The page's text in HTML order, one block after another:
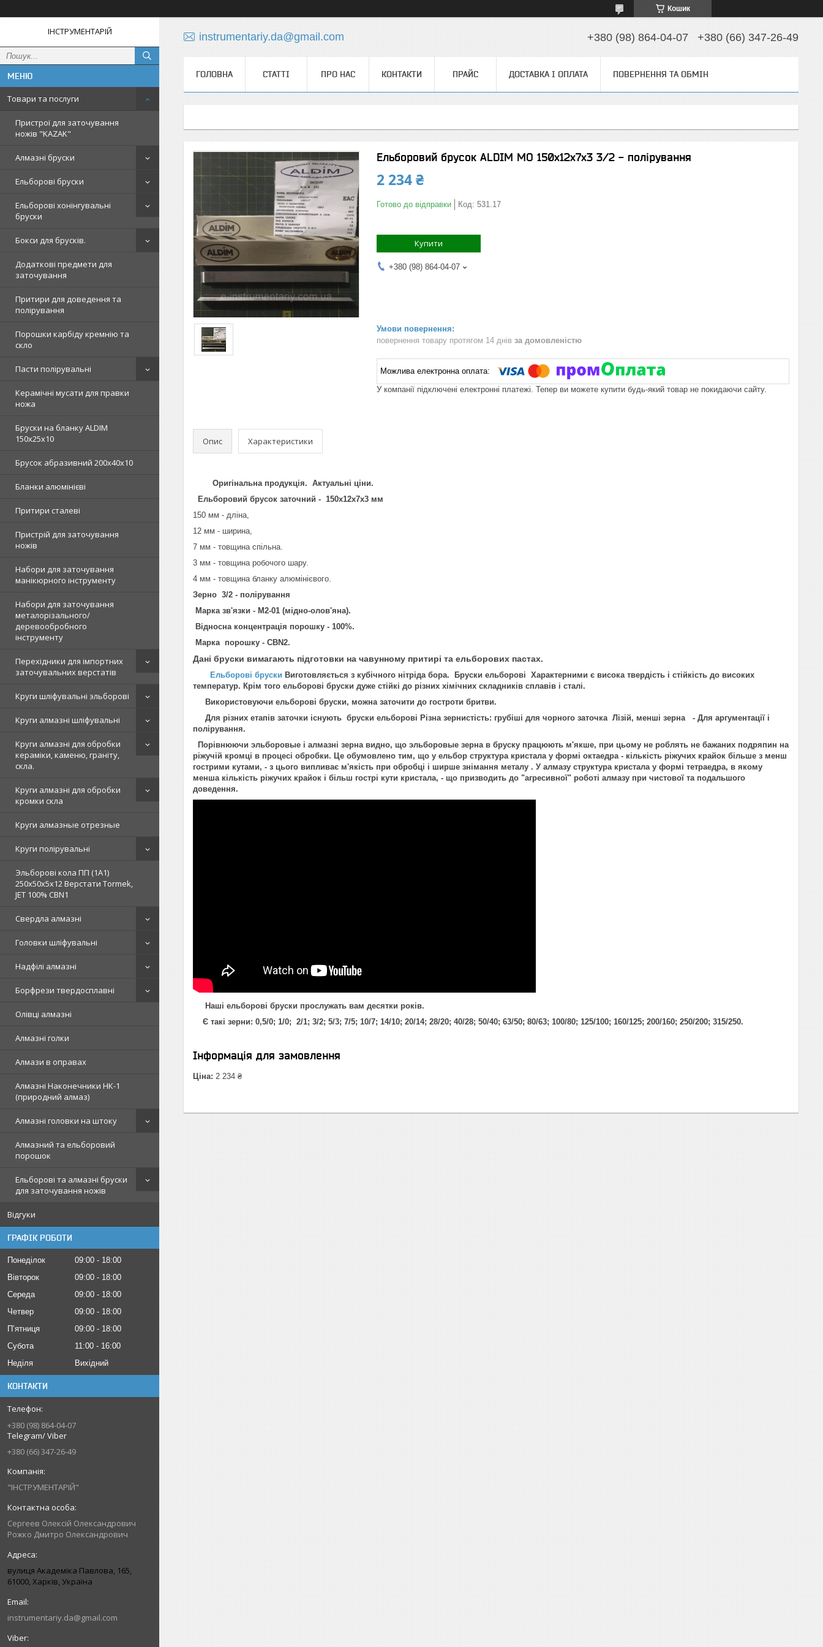
Кошик
ІНСТРУМЕНТАРІЙ
Товари та послуги
Пристрої для заточування
ножів "KAZAK"
Алмазні бруски
Ельборові бруски
Ельборові хонінгувальні
бруски
Бокси для брусків.
Додаткові предмети для
заточування
Притири для доведення та
полірування
Порошки карбіду кремнію та
скло
Пасти полірувальні
Керамічні мусати для правки
ножа
Бруски на бланку ALDIM
150х25х10
Брусок абразивний 200х40х10
Бланки алюмінієві
Притири сталеві
Пристрій для заточування
ножів
Набори для заточування
манікюрного інструменту
Набори для заточування
металорізального/
деревообробного
інструменту
Перехідники для імпортних
заточувальних верстатів
Круги шліфувальні эльборові
Круги алмазні шліфувальні
Круги алмазні для обробки
кераміки, каменю, граніту,
скла.
Круги алмазні для обробки
кромки скла
Круги алмазные отрезные
Круги полірувальні
Эльборові кола ПП (1А1)
250х50х5х12 Верстати Tormek,
JET 100% СВN1
Свердла алмазні
Головки шліфувальні
Надфілі алмазні
Борфрези твердосплавні
Олівці алмазні
Алмазні голки
Алмази в оправах
Алмазні Наконечники НК-1
(природний алмаз)
Алмазні головки на штоку
Алмазний та ельборовий
порошок
Ельборові та алмазні бруски
для заточування ножів
Відгуки
ГРАФІК РОБОТИ
Понеділок 09:00
18:00
Вівторок
09:00
18:00
Середа
09:00
18:00
Четвер
09:00
18:00
Пʼятниця
09:00
18:00
Субота
11:00
16:00
Неділя
Вихідний
КОНТАКТИ
+380 (98) 864-04-07
Telegram/ Viber
+380 (66) 347-26-49
"ІНСТРУМЕНТАРІЙ"
Сергеев Олексій Олександрович
Рожко Дмитро Олександрович
вулиця Академіка Павлова, 165,
61000, Харків, Україна
instrumentariy.da@gmail.com
instrumentariy.da@gmail.com +380 (98) 864-04-07 +380 (66) 347-26-49
ГОЛОВНА СТАТТІ ПРО НАС КОНТАКТИ ПРАЙС ДОСТАВКА І ОПЛАТА ПОВЕРНЕННЯ ТА ОБМІН
Ельборовий брусок ALDIM МО 150x12х7x3 3/2 - полірування
2 234 ₴
Готово до відправки Код: 531.17
Купити
+380 (98) 864-04-07
повернення товару протягом 14 днів за домовленістю
У компанії підключені електронні платежі. Тепер ви можете купити будь-який товар не покидаючи сайту.
Опис Характеристики
Оригінальна продукція. Актуальні ціни.
Ельборовий брусок заточний - 150х12х7х3 мм
150 мм - дліна,
12 мм - ширина,
7 мм - товщина спільна.
3 мм - товщина робочого шару.
4 мм - товщина бланку алюмінієвого.
Зерно 3/2 - полірування
Марка зв'язки - М2-01 (мідно-олов'яна).
Відносна концентрація порошку - 100%.
Марка порошку - СBN2.
Дані бруски вимагають підготовки на чавунному притирі та ельборових пастах.
Ельборові бруски Виготовляється з кубічного нітріда бора. Бруски ельборові Характерними є висока твердість і стійкість до високих
температур. Крім того ельборові бруски дуже стійкі до різних хімічних складників сплавів і сталі.
Використовуючи ельборові бруски, можна заточити до гостроти бритви.
Для різних етапів заточки існують бруски ельборові Різна зернистість: грубіші для чорного заточка Лізій, менші зерна - Для аргументації і
полірування.
Порівнюючи эльборовые і алмазні зерна видно, що эльборовые зерна в бруску працюють м'якше, при цьому не роблять не бажаних подряпин на
ріжучій кромці в процесі обробки. Це обумовлено тим, що у ельбор структура кристала у формі октаедра - кількість ріжучих крайок більше з менш
гострими кутами, - з цього випливає м'якість при обробці і ширше знімання металу . У алмазу структура кристала у формі тетраедра, в якому
менша кількість ріжучих крайок і більш гострі кути кристала, - що призводить до "агресивної" роботі алмазу при чистової та подальшого
доведення.
Наші ельборові бруски прослужать вам десятки років.
Є такі зерни: 0,5/0; 1/0; 2/1; 3/2; 5/3; 7/5; 10/7; 14/10; 20/14; 28/20; 40/28; 50/40; 63/50; 80/63; 100/80; 125/100; 160/125; 200/160; 250/200; 315/250.
Інформація для замовлення
Ціна: 2 234 ₴